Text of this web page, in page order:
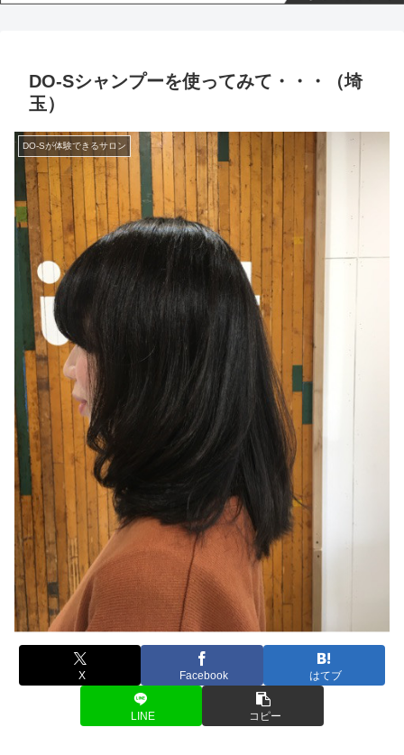
DO-Sシャンプーを使ってみて・・・（埼
玉）
DO-Sが体験できるサロン
X Facebook はてブ
LINE コピー